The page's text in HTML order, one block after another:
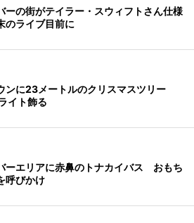
ーの街がテイラー・スウィフトさん仕様
ライブ目前に
ンに23メートルのクリスマスツリー
イト飾る
ーエリアに赤鼻のトナカイバス おもち
呼びかけ